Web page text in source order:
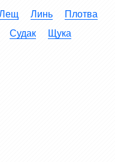
Линь
Плотва
Судак Щука